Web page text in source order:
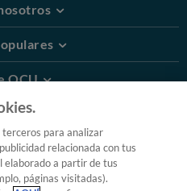
OCU
OCU
contratación de OCU
para analizar
relacionada con tus
elaborado a partir de tus
páginas visitadas).